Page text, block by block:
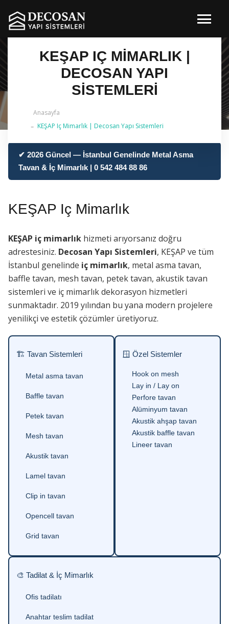
KEŞAP IÇ MIMARLIK |
DECOSAN YAPI
SISTEMLERI
Anasayfa
KEŞAP Iç Mimarlık | Decosan Yapı Sistemleri
✔ 2026 Güncel — İstanbul Genelinde Metal Asma
Tavan & İç Mimarlık | 0 542 484 88 86
KEŞAP Iç Mimarlık
KEŞAP iç mimarlık hizmeti arıyorsanız doğru
adrestesiniz. Decosan Yapı Sistemleri, KEŞAP ve tüm
İstanbul genelinde iç mimarlık, metal asma tavan,
baffle tavan, mesh tavan, petek tavan, akustik tavan
sistemleri ve iç mimarlık dekorasyon hizmetleri
sunmaktadır. 2019 yılından bu yana modern projelere
yenilikçi ve estetik çözümler üretiyoruz.
🏗 Tavan Sistemleri
Metal asma tavan
Baffle tavan
Petek tavan
Mesh tavan
Akustik tavan
Lamel tavan
Clip in tavan
Opencell tavan
Grid tavan
🪟 Özel Sistemler
Hook on mesh
Lay in / Lay on
Perfore tavan
Alüminyum tavan
Akustik ahşap tavan
Akustik baffle tavan
Lineer tavan
🎨 Tadilat & İç Mimarlık
Ofis tadilatı
Anahtar teslim tadilat